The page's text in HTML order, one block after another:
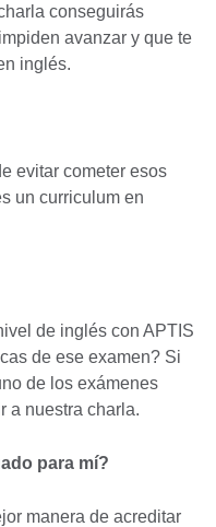
conseguirás
avanzar y que te
inglés.
evitar cometer esos
un curriculum en
de inglés con APTIS
de ese examen? Si
de los exámenes
a nuestra charla.
para mí?
manera de acreditar